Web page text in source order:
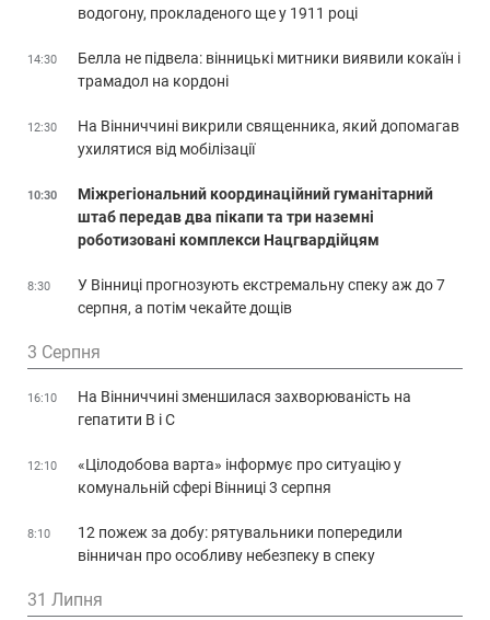
водогону, прокладеного ще у 1911 році
14:30
Белла не підвела: вінницькі митники виявили кокаїн і
трамадол на кордоні
12:30
На Вінниччині викрили священника, який допомагав
ухилятися від мобілізації
10:30
Міжрегіональний координаційний гуманітарний
штаб передав два пікапи та три наземні
роботизовані комплекси Нацгвардійцям
8:30
У Вінниці прогнозують екстремальну спеку аж до 7
серпня, а потім чекайте дощів
3 Серпня
16:10
На Вінниччині зменшилася захворюваність на
гепатити В і С
12:10
«Цілодобова варта» інформує про ситуацію у
комунальній сфері Вінниці 3 серпня
8:10
12 пожеж за добу: рятувальники попередили
вінничан про особливу небезпеку в спеку
31 Липня